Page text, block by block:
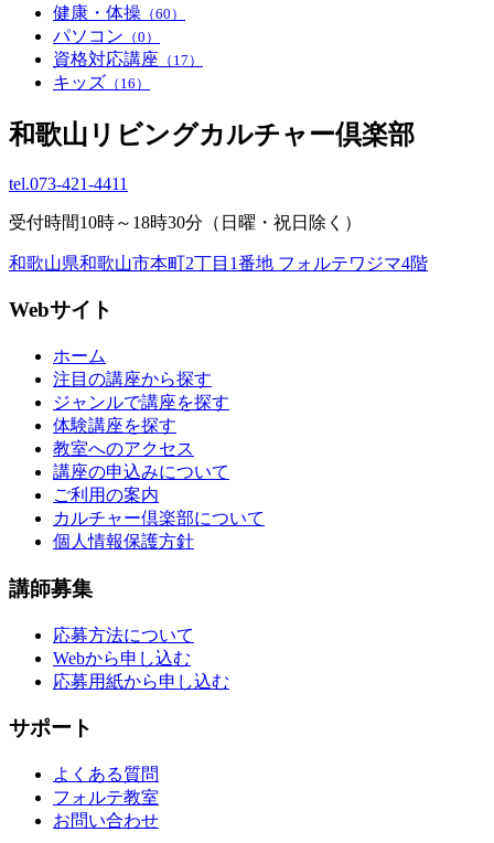
健康・体操 （60）
パソコン （0）
資格対応講座 （17）
キッズ （16）
和歌山リビングカルチャー倶楽部
tel.073-421-4411
受付時間10時～18時30分（日曜・祝日除く）
和歌山県和歌山市本町2丁目1番地 フォルテワジマ4階
Webサイト
ホーム
注目の講座から探す
ジャンルで講座を探す
体験講座を探す
教室へのアクセス
講座の申込みについて
ご利用の案内
カルチャー倶楽部について
個人情報保護方針
講師募集
応募方法について
Webから申し込む
応募用紙から申し込む
サポート
よくある質問
フォルテ教室
お問い合わせ